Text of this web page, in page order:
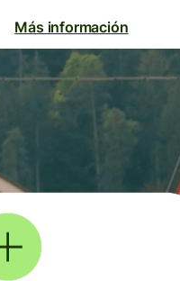
Más información